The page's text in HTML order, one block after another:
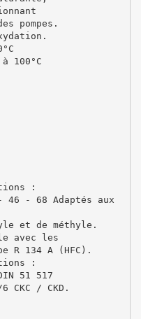
pompes.
100°C
:
- 46 - 68 Adaptés aux
et de méthyle.
avec les
R 134 A (HFC).
:
51 517
CKC / CKD.